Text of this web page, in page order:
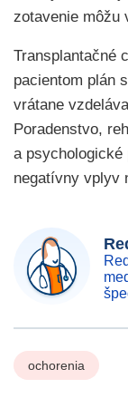
zotavenie môžu
Transplantačné
pacientom plán
vrátane
Poradenstvo,
a
negatívny vplyv
ochorenia